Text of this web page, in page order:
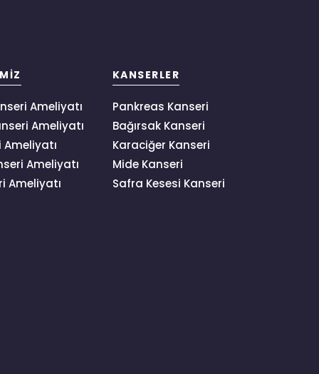
Ameliyatı
Ameliyatı
Ameliyatı
Ameliyatı
Ameliyatı
KANSERLER
Pankreas Kanseri
Bağırsak Kanseri
Karaciğer Kanseri
Mide Kanseri
Safra Kesesi Kanseri